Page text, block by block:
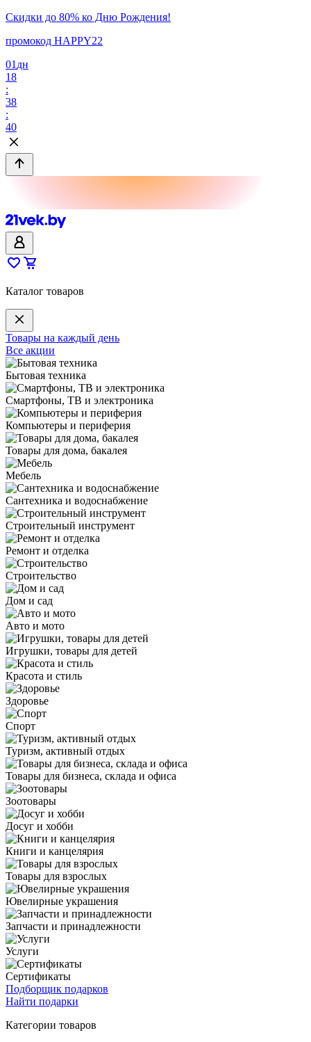
Скидки до 80% ко Дню Рождения!
промокод HAPPY22
01 дн
18
:
38
:
40
Каталог товаров
Товары на каждый день
Все акции
Бытовая техника
Смартфоны, ТВ и электроника
Компьютеры и периферия
Товары для дома, бакалея
Мебель
Сантехника и водоснабжение
Строительный инструмент
Ремонт и отделка
Строительство
Дом и сад
Авто и мото
Игрушки, товары для детей
Красота и стиль
Здоровье
Спорт
Туризм, активный отдых
Товары для бизнеса, склада и офиса
Зоотовары
Досуг и хобби
Книги и канцелярия
Товары для взрослых
Ювелирные украшения
Запчасти и принадлежности
Услуги
Сертификаты
Подборщик подарков
Найти подарки
Категории товаров